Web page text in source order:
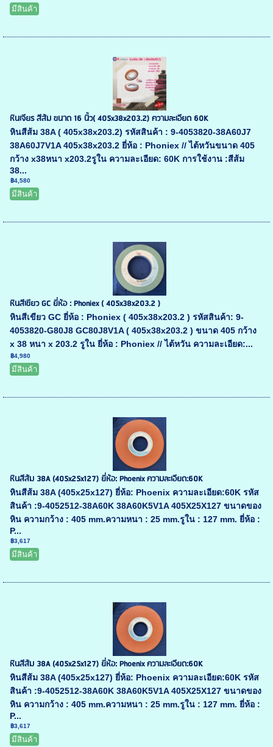
มีสินค้า
หินเจียร สีส้ม ขนาด 16 นิ้ว( 405x38x203.2) ความละเอียด 60K
หินสีส้ม 38A ( 405x38x203.2) รหัสสินค้า : 9-4053820-38A60J7
38A60J7V1A 405x38x203.2 ยี่ห้อ : Phoniex // ไต้หวันขนาด 405
กว้าง x38หนา x203.2รูใน ความละเอียด: 60K การใช้งาน :สีส้ม
38...
฿4,580
มีสินค้า
หินสีเขียว GC ยี่ห้อ : Phoniex ( 405x38x203.2 )
หินสีเขียว GC ยี่ห้อ : Phoniex ( 405x38x203.2 ) รหัสสินค้า: 9-
4053820-G80J8 GC80J8V1A ( 405x38x203.2 ) ขนาด 405 กว้าง
x 38 หนา x 203.2 รูใน ยี่ห้อ : Phoniex // ไต้หวัน ความละเอียด:...
฿4,980
มีสินค้า
หินสีส้ม 38A (405x25x127) ยี่ห้อ: Phoenix ความละเอียด:60K
หินสีส้ม 38A (405x25x127) ยี่ห้อ: Phoenix ความละเอียด:60K รหัส
สินค้า :9-4052512-38A60K 38A60K5V1A 405X25X127 ขนาดของ
หิน ความกว้าง : 405 mm.ความหนา : 25 mm.รูใน : 127 mm. ยี่ห้อ :
P...
฿3,617
มีสินค้า
หินสีส้ม 38A (405x25x127) ยี่ห้อ: Phoenix ความละเอียด:60K
หินสีส้ม 38A (405x25x127) ยี่ห้อ: Phoenix ความละเอียด:60K รหัส
สินค้า :9-4052512-38A60K 38A60K5V1A 405X25X127 ขนาดของ
หิน ความกว้าง : 405 mm.ความหนา : 25 mm.รูใน : 127 mm. ยี่ห้อ :
P...
฿3,617
มีสินค้า